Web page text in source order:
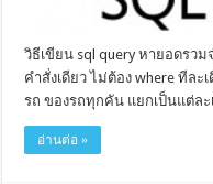
วิธีเขียน sql query หายอดรวม
คำสั่งเดียว ไม่ต้อง where ทีล
รถ ของรถทุกคัน แยกเป็นแต่ละ
อ่านต่อ »